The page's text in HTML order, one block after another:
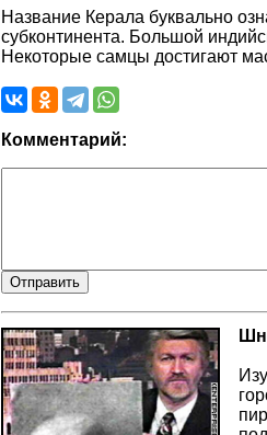
Название Керала буквально
субконтинента. Большой
Некоторые самцы достигают
Комментарий: